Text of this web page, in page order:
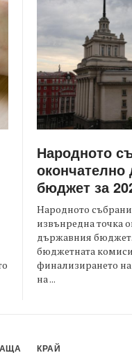
Народното
бюджет за
Народното
извънредна точка
държавния
бюджетната
финализирането на
на ...
КРАЙ